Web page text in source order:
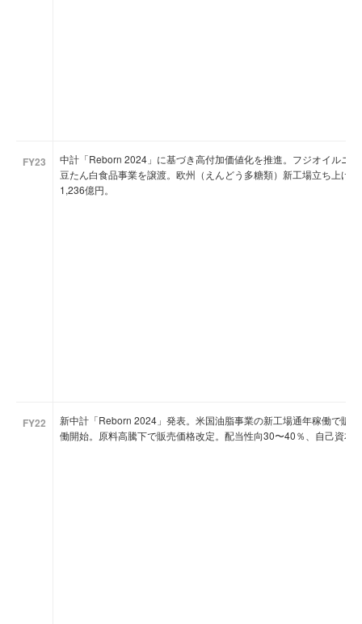
FY23
中計「Reborn 2024」に基づき高付加価値化を推進。フジオイルニ
豆たん白食品事業を譲渡。欧州（えんどう多糖類）新工場立ち上げ
1,236億円。
FY22
新中計「Reborn 2024」発表。米国油脂事業の新工場通年稼働で販
働開始。原料高騰下で販売価格改定。配当性向30〜40％、自己資本